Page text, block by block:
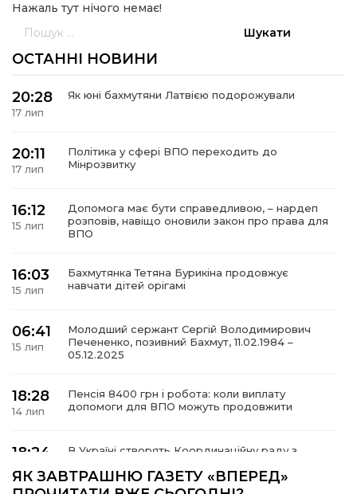
новини
місія
Нажаль тут нічого немає!
ОСТАННІ НОВИНИ
20:28
17 лип
Як юні бахмутяни Латвією подорожували
20:11
17 лип
Політика у сфері ВПО переходить до
Мінрозвитку
16:12
15 лип
Допомога має бути справедливою, – нардеп
розповів, навіщо оновили закон про права для
ВПО
16:03
15 лип
Бахмутянка Тетяна Бурикіна продовжує
навчати дітей орігамі
06:41
15 лип
Молодший сержант Сергій Володимирович
Печененко, позивний Бахмут, 11.02.1984 –
05.12.2025
18:28
14 лип
Пенсія 8400 грн і робота: коли виплату
допомоги для ВПО можуть продовжити
18:24
В Україні створять Координаційну раду з
кордону
ЯК ЗАВТРАШНЮ ГАЗЕТУ «ВПЕРЕД»